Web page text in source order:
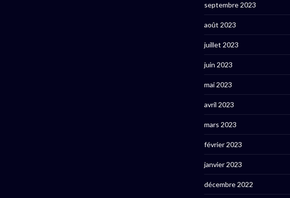
septembre 2023
août 2023
juillet 2023
juin 2023
mai 2023
avril 2023
mars 2023
février 2023
janvier 2023
décembre 2022